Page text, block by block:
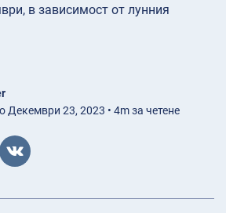
в зависимост от лунния
Декември 23, 2023 • 4m за четене